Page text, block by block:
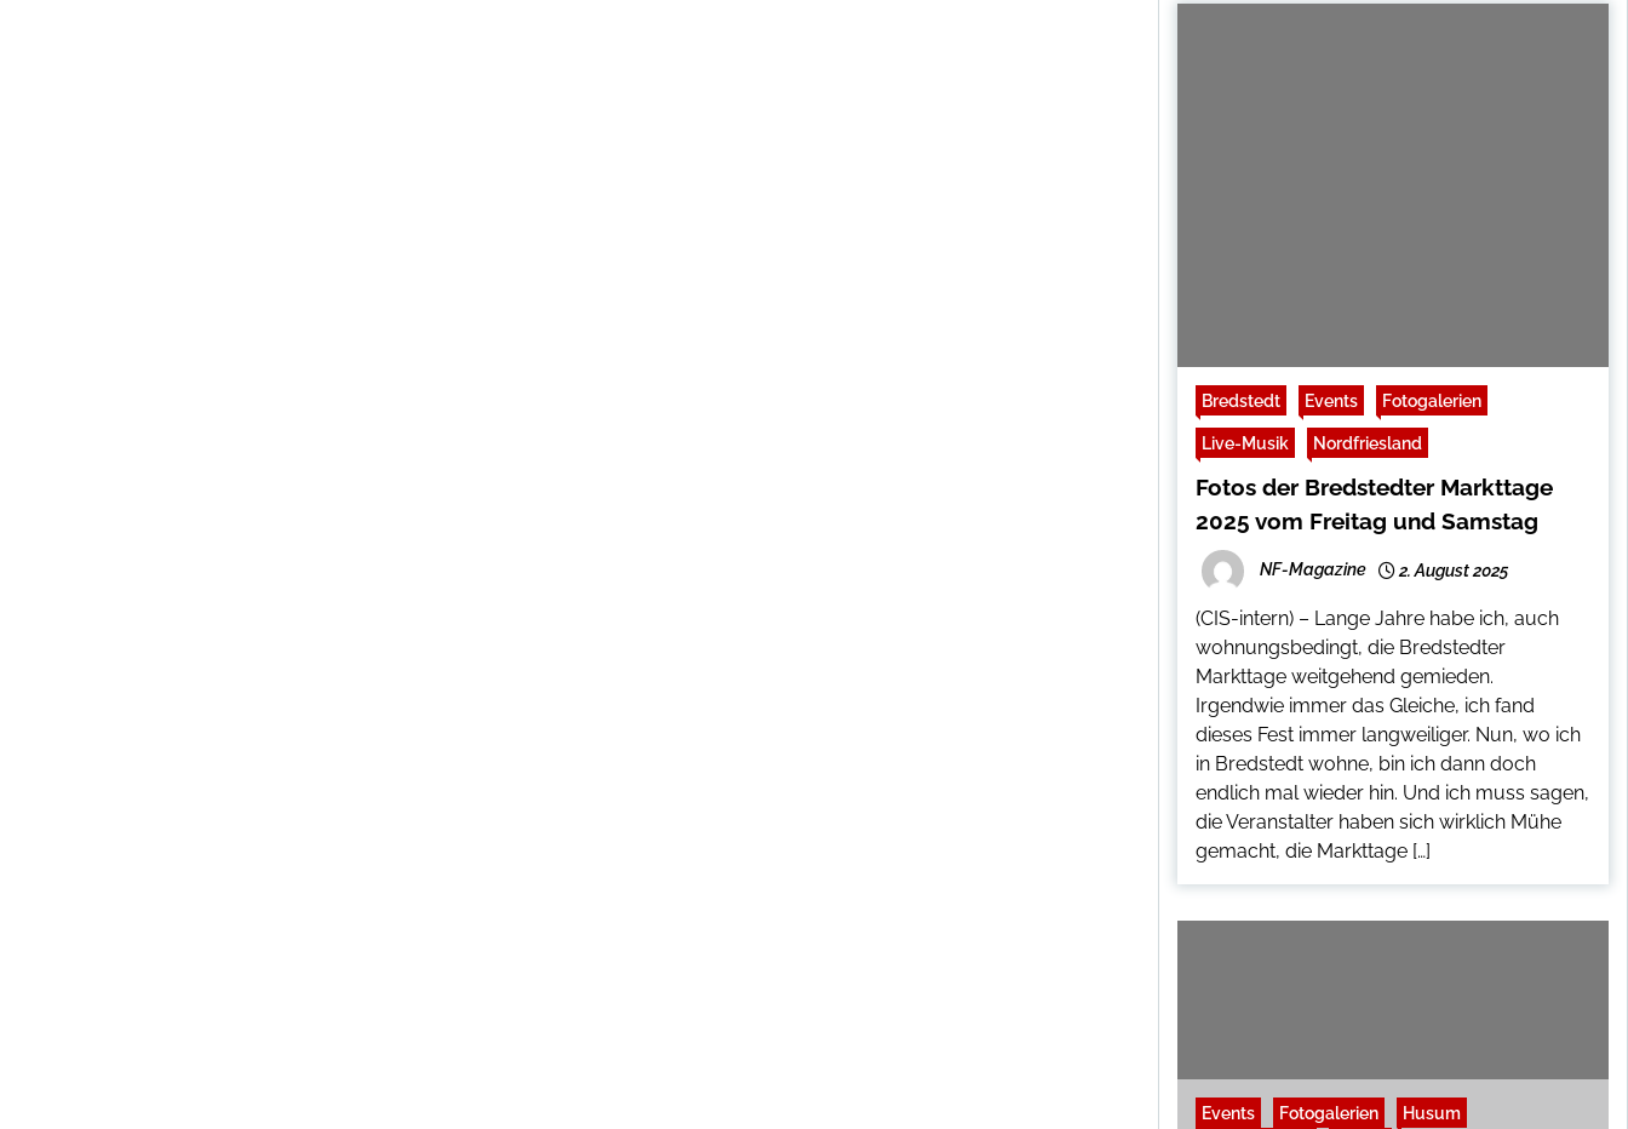
Bredstedt Events Fotogalerien
Live-Musik Nordfriesland
Fotos der Bredstedter Markttage
2025 vom Freitag und Samstag
NF-Magazine 2. August 2025
(CIS-intern) – Lange Jahre habe ich, auch
wohnungsbedingt, die Bredstedter
Markttage weitgehend gemieden.
Irgendwie immer das Gleiche, ich fand
dieses Fest immer langweiliger. Nun, wo ich
in Bredstedt wohne, bin ich dann doch
endlich mal wieder hin. Und ich muss sagen,
die Veranstalter haben sich wirklich Mühe
gemacht, die Markttage […]
Events Fotogalerien Husum